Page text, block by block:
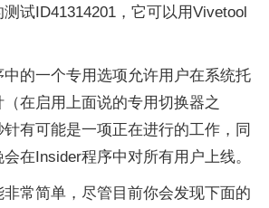
试ID41314201，它可以用Vivetool
的一个专用选项允许用户在系统托
在启用上面说的专用切换器之
有可能是一项正在进行的工作，同
在Insider程序中对所有用户上线。
非常简单，尽管目前你会发现下面的